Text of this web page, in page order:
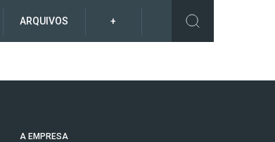
ARQUIVOS +
A EMPRESA